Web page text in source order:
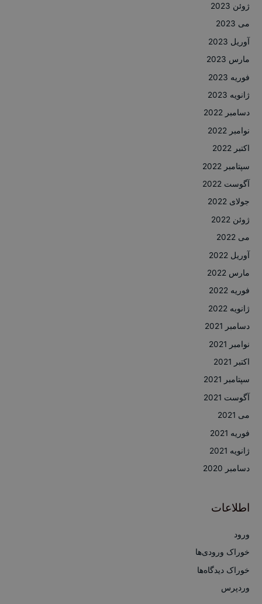
ژوئن 2023
می 2023
آوریل 2023
مارس 2023
فوریه 2023
ژانویه 2023
دسامبر 2022
نوامبر 2022
اکتبر 2022
سپتامبر 2022
آگوست 2022
جولای 2022
ژوئن 2022
می 2022
آوریل 2022
مارس 2022
فوریه 2022
ژانویه 2022
دسامبر 2021
نوامبر 2021
اکتبر 2021
سپتامبر 2021
آگوست 2021
می 2021
فوریه 2021
ژانویه 2021
دسامبر 2020
اطلاعات
ورود
خوراک ورودی‌ها
خوراک دیدگاه‌ها
وردپرس